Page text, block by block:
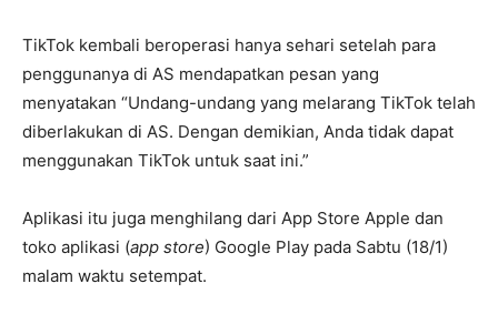
TikTok kembali beroperasi hanya sehari setelah para
penggunanya di AS mendapatkan pesan yang
menyatakan “Undang-undang yang melarang TikTok telah
diberlakukan di AS. Dengan demikian, Anda tidak dapat
menggunakan TikTok untuk saat ini.”
Aplikasi itu juga menghilang dari App Store Apple dan
toko aplikasi (app store) Google Play pada Sabtu (18/1)
malam waktu setempat.